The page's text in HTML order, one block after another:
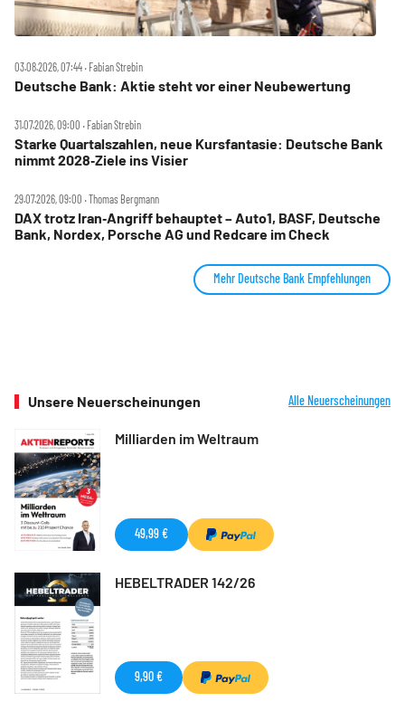
03.08.2026, 07:44 ‧ Fabian Strebin
Deutsche Bank: Aktie steht vor einer Neubewertung
31.07.2026, 09:00 ‧ Fabian Strebin
Starke Quartalszahlen, neue Kursfantasie: Deutsche Bank
nimmt 2028‑Ziele ins Visier
29.07.2026, 09:00 ‧ Thomas Bergmann
DAX trotz Iran‑Angriff behauptet – Auto1, BASF, Deutsche
Bank, Nordex, Porsche AG und Redcare im Check
Mehr Deutsche Bank Empfehlungen
Unsere Neuerscheinungen Alle Neuerscheinungen
Milliarden im Weltraum
49,99 €
HEBELTRADER 142/26
9,90 €